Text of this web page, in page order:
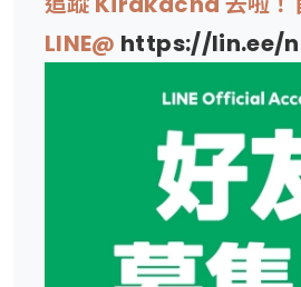
LINE@ https://lin.ee/